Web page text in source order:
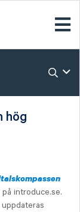
hög
introduce.se.